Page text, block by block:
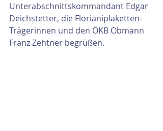
Unterabschnittskommandant Edgar
Deichstetter, die Florianiplaketten-
Trägerinnen und den ÖKB Obmann
Franz Zehtner begrüßen.